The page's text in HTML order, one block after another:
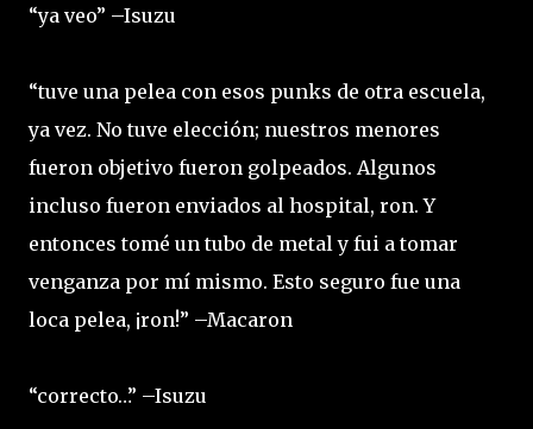
“ya veo” –Isuzu
“tuve una pelea con esos punks de otra escuela,
ya vez. No tuve elección; nuestros menores
fueron objetivo fueron golpeados. Algunos
incluso fueron enviados al hospital, ron. Y
entonces tomé un tubo de metal y fui a tomar
venganza por mí mismo. Esto seguro fue una
loca pelea, ¡ron!” –Macaron
“correcto…” –Isuzu